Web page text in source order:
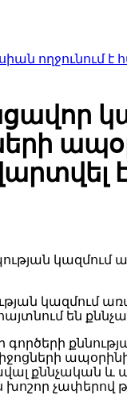
է հայ-
է
կազմում
են
քննչական և
չափերով